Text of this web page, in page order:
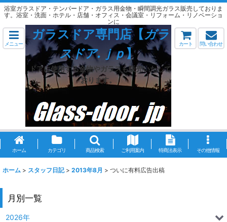
浴室ガラスドア・テンパードア・ガラス用金物・瞬間調光ガラス販売しておりま
す。浴室・洗面・ホテル・店舗・オフィス・会議室・リフォーム・リノベーショ
ンに
メニュー
ガラスドア専門店【ガラ
スドア.ｊｐ】
ドアに使用する金物やガラスも販売いたして
おります。
カート 問い合わせ
ホーム カテゴリ 商品検索 ご利用案内 特商法表示 その他情報
ホーム > スタッフ日記 > 2013年8月 > ついに有料広告出稿
月別一覧
2026年